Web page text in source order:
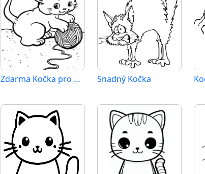
Zdarma Kočka pro Malé Děti Snadný Kočka